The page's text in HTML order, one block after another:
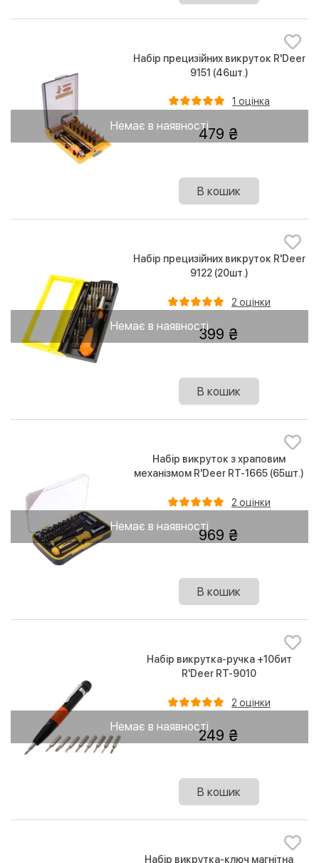
Немає в наявності
Набір прецизійних викруток R'Deer
9151 (46шт.)
1 оцінка
479
В кошик
Немає в наявності
Набір прецизійних викруток R'Deer
9122 (20шт.)
2 оцінки
399
В кошик
Немає в наявності
Набір викруток з храповим
механізмом R'Deer RT-1665 (65шт.)
2 оцінки
969
В кошик
Немає в наявності
Набір викрутка-ручка +10бит
R'Deer RT-9010
2 оцінки
249
В кошик
Набір викрутка-ключ магнітна